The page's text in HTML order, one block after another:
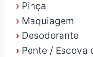
› Pinça
› Maquiagem
› Desodorante
› Pente / Escova